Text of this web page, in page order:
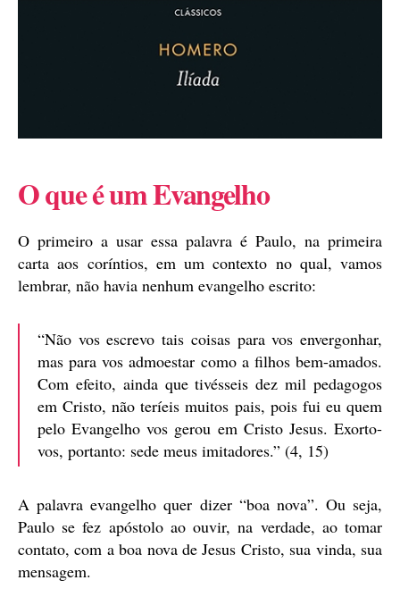
O que é um Evangelho
O primeiro a usar essa palavra é Paulo, na primeira
carta aos coríntios, em um contexto no qual, vamos
lembrar, não havia nenhum evangelho escrito:
“Não vos escrevo tais coisas para vos envergonhar,
mas para vos admoestar como a filhos bem-amados.
Com efeito, ainda que tivésseis dez mil pedagogos
em Cristo, não teríeis muitos pais, pois fui eu quem
pelo Evangelho vos gerou em Cristo Jesus. Exorto-
vos, portanto: sede meus imitadores.” (4, 15)
A palavra evangelho quer dizer “boa nova”. Ou seja,
Paulo se fez apóstolo ao ouvir, na verdade, ao tomar
contato, com a boa nova de Jesus Cristo, sua vinda, sua
mensagem.